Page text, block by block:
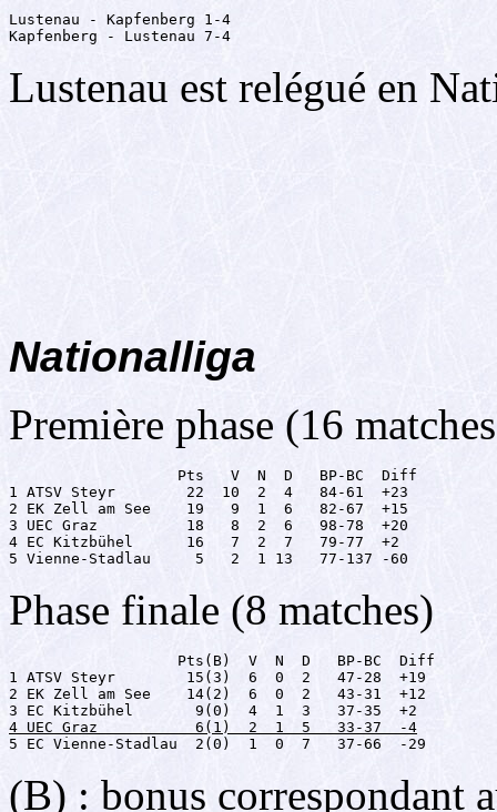
Lustenau - Kapfenberg 1-4
Kapfenberg - Lustenau 7-4
Lustenau est relégué en
Nationalliga
Première phase (16
                   Pts   V  N  D   BP-BC  Diff
1 ATSV Steyr        22  10  2  4   84-61  +23
2 EK Zell am See    19   9  1  6   82-67  +15
3 UEC Graz          18   8  2  6   98-78  +20
4 EC Kitzbühel      16   7  2  7   79-77  +2
5 Vienne-Stadlau     5   2  1 13   77-137 -60
Phase finale (8 matches)
                   Pts(B)  V  N  D   BP-BC  Diff
1 ATSV Steyr        15(3)  6  0  2   47-28  +19
2 EK Zell am See    14(2)  6  0  2   43-31  +12
4 UEC Graz           6(1)  2  1  5   33-37  -4
5 EC Vienne-Stadlau  2(0)  1  0  7   37-66  -29
(B) : bonus correspondant